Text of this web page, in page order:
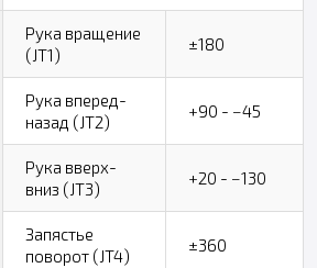
Рука вращение
(JT1)
±180
Рука вперед-
назад (JT2)
+90 - −45
Рука вверх-
вниз (JT3)
+20 - −130
Запястье
поворот (JT4)
±360